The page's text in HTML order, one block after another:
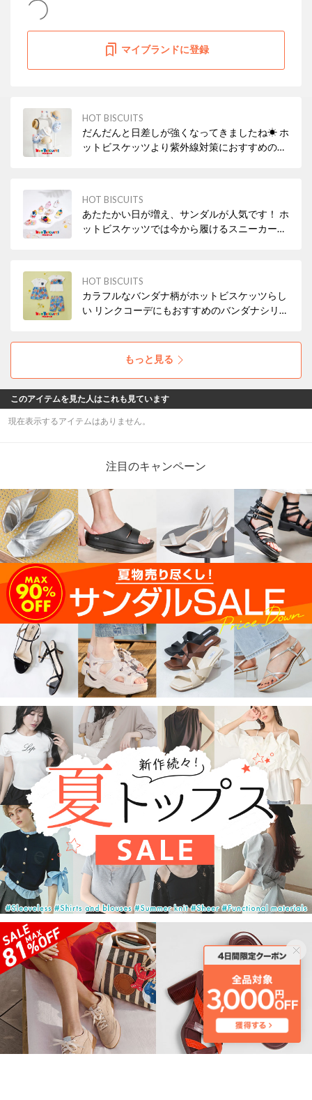
マイブランドに登録
HOT BISCUITS
だんだんと日差しが強くなってきましたね☀ ホ
ットビスケッツより紫外線対策におすすめの帽
HOT BISCUITS
あたたかい日が増え、サンダルが人気です！ ホ
ットビスケッツでは今から履けるスニーカータ
キッズまで ぜひチェックを！
HOT BISCUITS
カラフルなバンダナ柄がホットビスケッツらし
い リンクコーデにもおすすめのバンダナシリー
間違いなし！ ぜひチェックを！
もっと見る
このアイテムを見た人はこれも見ています
現在表示するアイテムはありません。
注目のキャンペーン